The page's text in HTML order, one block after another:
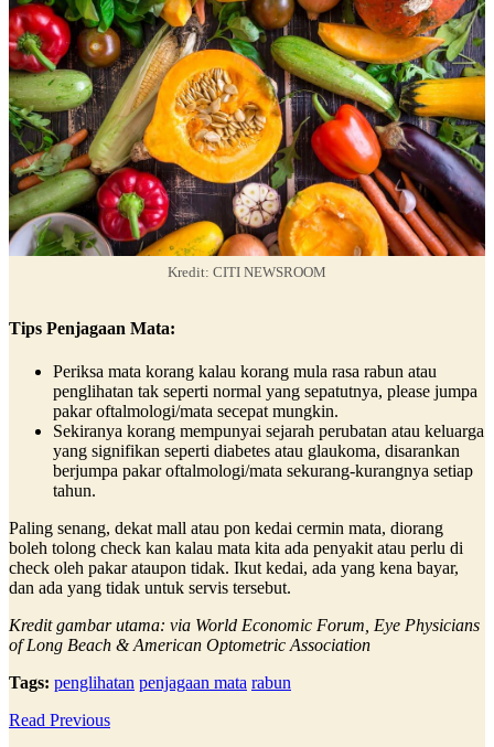
Kredit: CITI NEWSROOM
Tips Penjagaan Mata:
Periksa mata korang kalau korang mula rasa rabun atau
penglihatan tak seperti normal yang sepatutnya, please jumpa
pakar oftalmologi/mata secepat mungkin.
Sekiranya korang mempunyai sejarah perubatan atau keluarga
yang signifikan seperti diabetes atau glaukoma, disarankan
berjumpa pakar oftalmologi/mata sekurang-kurangnya setiap
tahun.
Paling senang, dekat mall atau pon kedai cermin mata, diorang
boleh tolong check kan kalau mata kita ada penyakit atau perlu di
check oleh pakar ataupon tidak. Ikut kedai, ada yang kena bayar,
dan ada yang tidak untuk servis tersebut.
Kredit gambar utama: via World Economic Forum, Eye Physicians
of Long Beach & American Optometric Association
Tags: penglihatan penjagaan mata rabun
Read Previous